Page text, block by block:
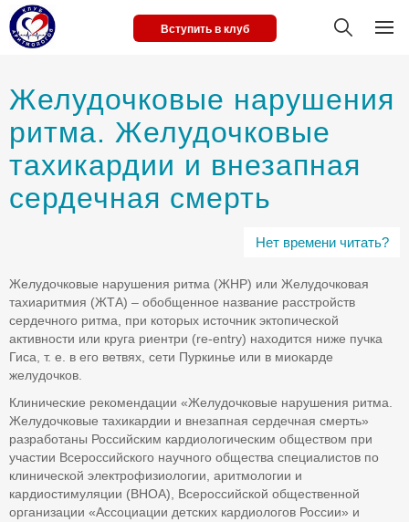
Вступить в клуб
Желудочковые нарушения
ритма. Желудочковые
тахикардии и внезапная
сердечная смерть
Нет времени читать?
Желудочковые нарушения ритма (ЖНР) или Желудочковая
тахиаритмия (ЖТА) – обобщенное название расстройств
сердечного ритма, при которых источник эктопической
активности или круга риентри (re-entry) находится ниже пучка
Гиса, т. е. в его ветвях, сети Пуркинье или в миокарде
желудочков.
Клинические рекомендации «Желудочковые нарушения ритма.
Желудочковые тахикардии и внезапная сердечная смерть»
разработаны Российским кардиологическим обществом при
участии Всероссийского научного общества специалистов по
клинической электрофизиологии, аритмологии и
кардиостимуляции (ВНОА), Всероссийской общественной
организации «Ассоциации детских кардиологов России» и